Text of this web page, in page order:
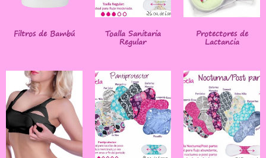
Filtros de Bambú Toalla Sanitaria
Regular
Protectores de
Lactancia